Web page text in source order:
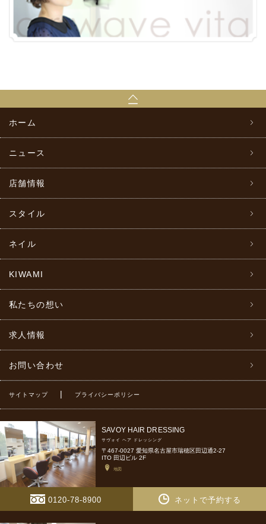
ホーム
ニュース
店舗情報
スタイル
ネイル
KIWAMI
私たちの想い
求人情報
お問い合わせ
サイトマップ | プライバシーポリシー
SAVOY HAIR DRESSING
サヴォイ ヘア ドレッシング
〒467-0027 愛知県名古屋市瑞穂区田辺通2-27
ITO 田辺ビル 2F
地図
0120-78-8900 ネットで予約する